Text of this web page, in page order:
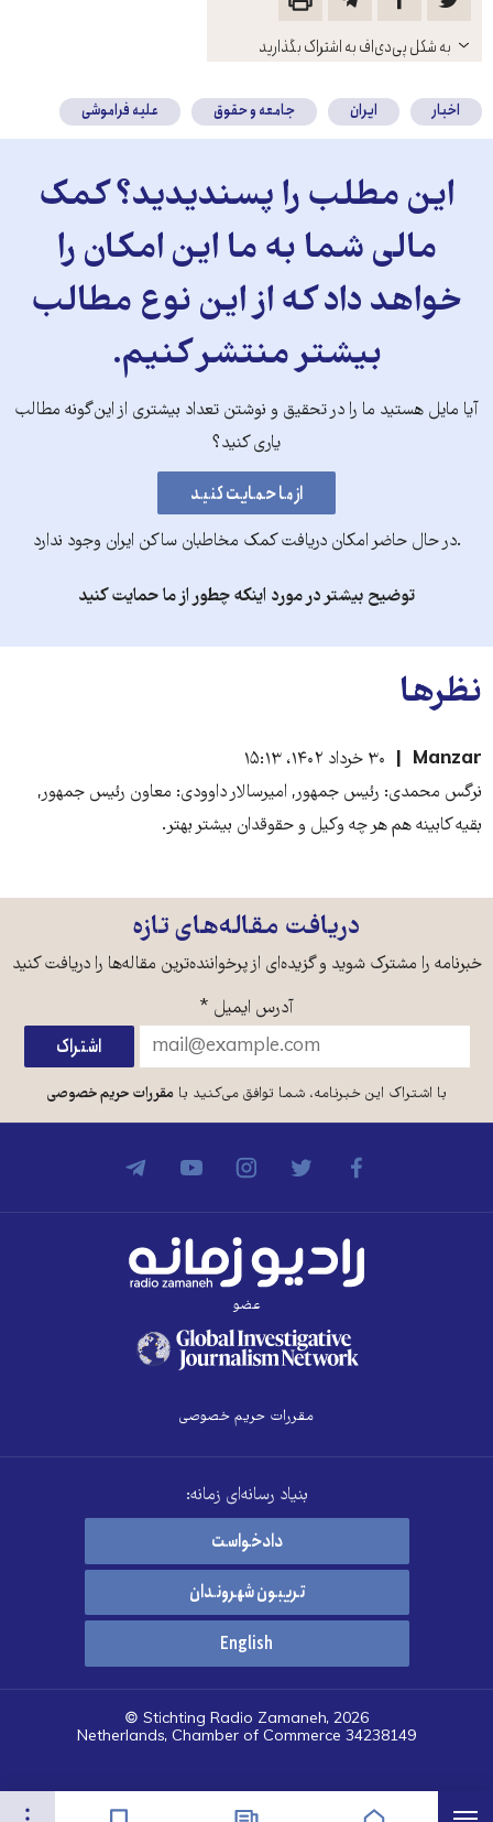
فهرست
باز
کنید
به شکل پی‌دی‌اف به اشتراک بگذارید
اخبار ایران جامعه و حقوق علیه فراموشی
این مطلب را پسندیدید؟ کمک
مالی شما به ما این امکان را
خواهد داد که از این نوع مطالب
بیشتر منتشر کنیم.
آیا مایل هستید ما را در تحقیق و نوشتن تعداد بیشتری از این‌گونه مطالب
یاری کنید؟
.در حال حاضر امکان دریافت کمک مخاطبان ساکن ایران وجود ندارد
توضیح بیشتر در مورد اینکه چطور از ما حمایت کنید
نظرها
Manzar
۳۰ خرداد ۱۴۰۲، ۱۵:۱۳
نرگس محمدی: رئیس جمهور, امیرسالار داوودی: معاون رئیس جمهور,
بقیه کابینه هم هر چه وکیل و حقوقدان بیشتر بهتر.
دریافت مقاله‌های تازه
خبرنامه را مشترک شوید و گزیده‌ای از پرخواننده‌ترین مقاله‌ها را دریافت کنید
آدرس ایمیل *
با اشتراک این خبرنامه، شما توافق می‌کنید بامقررات حریم خصوصی
عضو
مقررات حریم خصوصی
بنیاد رسانه‌ای زمانه:
دادخواست
تریبون شهروندان
English
© Stichting Radio Zamaneh, 2026
Netherlands, Chamber of Commerce 34238149